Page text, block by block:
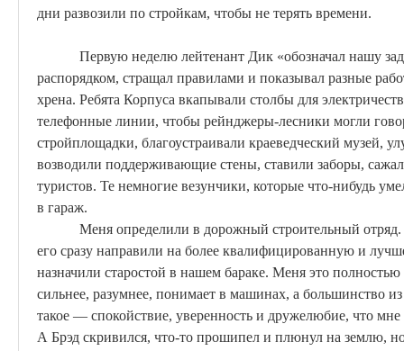
дни развозили по стройкам, чтобы не терять времени.
Первую неделю лейтенант Дик «обозначал нашу
распорядком, стращал правилами и показывал разные
хрена. Ребята Корпуса вкапывали столбы для
телефонные линии, чтобы рейнджеры-лесники могли
стройплощадки, благоустраивали краеведческий музей,
возводили поддерживающие стены, ставили заборы,
туристов. Те немногие везунчики, которые что-нибудь
в гараж.
Меня определили в дорожный строительный отряд.
его сразу направили на более квалифицированную и
назначили старостой в нашем бараке. Меня это
сильнее, разумнее, понимает в машинах, а большинство
такое — спокойствие, уверенность и дружелюбие, что
А Брэд скривился, что-то прошипел и плюнул на землю, но